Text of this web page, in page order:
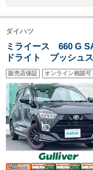
ダイハツ
ミライース 660 G
ドライト プッシュ
社外オーディオ 横
販売店保証 オンライン相談可